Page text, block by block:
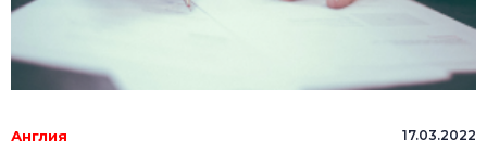
Англия 17.03.2022